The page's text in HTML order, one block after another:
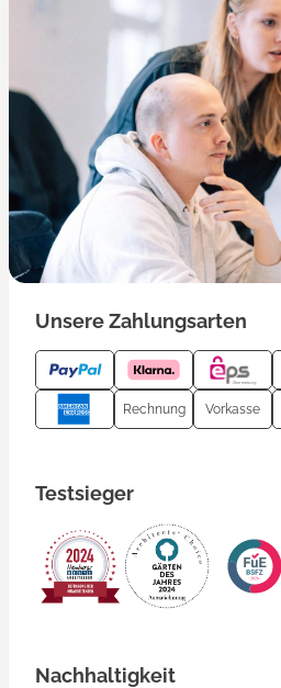
Unsere Zahlungsarten
Rechnung Vorkasse
Testsieger
Nachhaltigkeit